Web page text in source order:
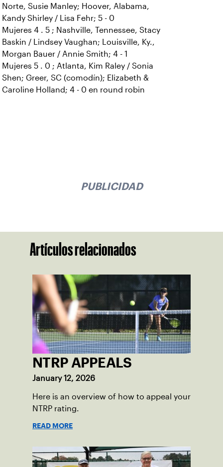
Norte, Susie Manley; Hoover, Alabama,
Kandy Shirley / Lisa Fehr; 5 - 0
Mujeres 4 . 5 ; Nashville, Tennessee, Stacy
Baskin / Lindsey Vaughan; Louisville, Ky.,
Morgan Bauer / Annie Smith; 4 - 1
Mujeres 5 . 0 ; Atlanta, Kim Raley / Sonia
Shen; Greer, SC (comodín); Elizabeth &
Caroline Holland; 4 - 0 en round robin
PUBLICIDAD
Artículos relacionados
NTRP APPEALS
January 12, 2026
Here is an overview of how to appeal your
NTRP rating.
READ MORE